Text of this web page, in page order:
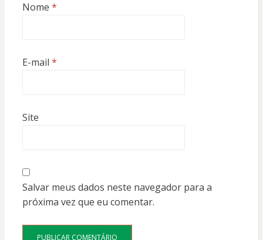
Nome *
E-mail *
Site
Salvar meus dados neste navegador para a
próxima vez que eu comentar.